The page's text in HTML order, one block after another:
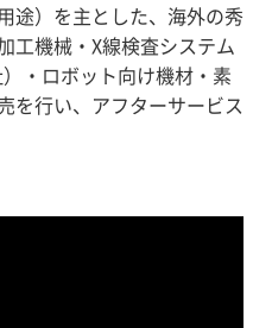
途）を主とした、海外の秀
工機械・X線検査システム
・ロボット向け機材・素
を行い、アフターサービス